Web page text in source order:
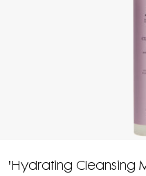
'Hydrating Cleansing